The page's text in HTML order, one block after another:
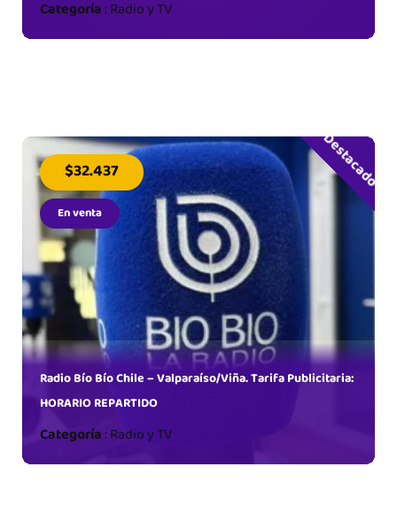
Categoría:Radio y TV
Destacado
$32.437
En venta
Radio Bío Bío Chile – Valparaíso/Viña. Tarifa Publicitaria:
HORARIO REPARTIDO
Categoría:Radio y TV